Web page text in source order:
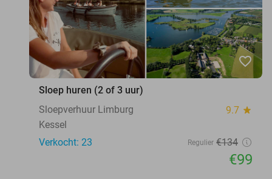
favorite_border
Sloep huren (2 of 3 uur)
Sloepverhuur Limburg
9.7 star
Kessel
Verkocht: 23
Regulier €134
€99